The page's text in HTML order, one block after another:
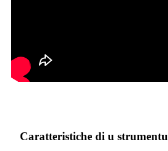
Caratteristiche di u strumentu